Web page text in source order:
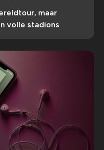
maar
volle stadions